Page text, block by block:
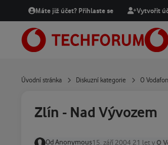
Přejít na obsah
Máte již účet? Přihlaste se Vytvořit
Úvodní stránka Diskuzní kategorie O
Zlín - Nad Vývozem
Od Anonymous15. září 2004 21 let v O